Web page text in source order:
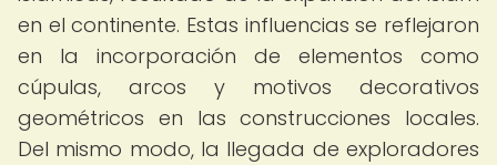
en el continente. Estas influencias se reflejaron
en la incorporación de elementos como
cúpulas, arcos y motivos decorativos
geométricos en las construcciones locales.
Del mismo modo, la llegada de exploradores